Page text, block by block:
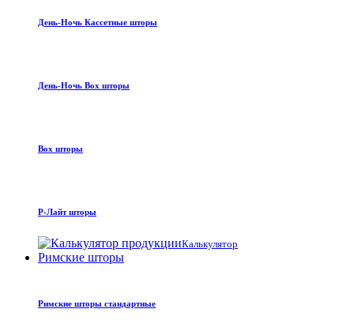
День-Ночь Кассетные шторы
День-Ночь Box шторы
Box шторы
Р-Лайт шторы
Калькулятор
Римские шторы
Римские шторы стандартные